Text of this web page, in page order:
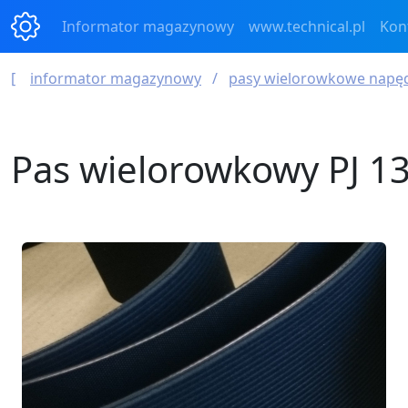
Informator magazynowy www.technical.pl
informator magazynowy pasy wielorowkowe
Pas wielorowkowy PJ